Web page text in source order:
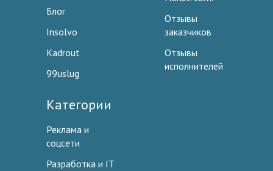
Блог
Insolvo
Kadrout
99uslug
Отзывы
заказчиков
Отзывы
исполнителей
Категории
Реклама и
соцсети
Разработка и IT